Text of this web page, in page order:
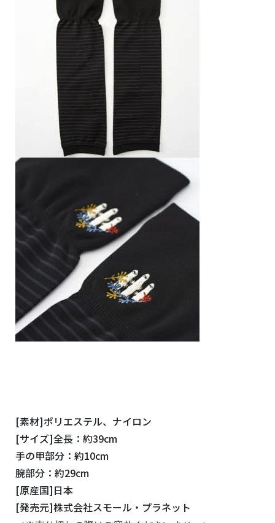
[素材]ポリエステル、ナイロン
[サイズ]全長：約39cm
手の甲部分：約10cm
腕部分：約29cm
[原産国]日本
[発売元]株式会社スモール・プラネット